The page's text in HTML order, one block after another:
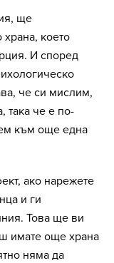
ще
което
И според
че си мислим,
така че е по-
към още една
ако нарежете
и ги
Това ще ви
имате още храна
няма да